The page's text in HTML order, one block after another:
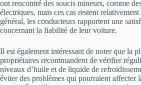
ont rencontré des soucis mineurs, comme
électriques, mais ces cas restent
général, les conducteurs rapportent une
concernant la fiabilité de leur voiture.
Il est également intéressant de noter que la
propriétaires recommandent de vérifier
niveaux d’huile et de liquide de
éviter des problèmes qui pourraient affecter